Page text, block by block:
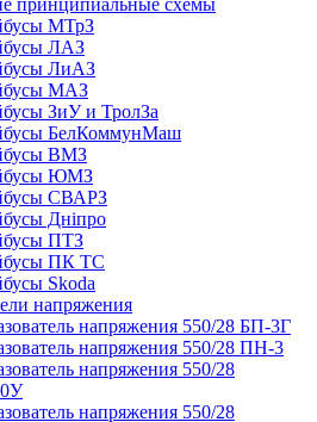
принципиальные схемы
МТрЗ
ЛАЗ
ЛиАЗ
МАЗ
ЗиУ и ТролЗа
БелКоммунМаш
ВМЗ
ЮМЗ
СВАРЗ
Днiпро
ПТЗ
ПК ТС
Skoda
напряжения
напряжения 550/28 БП-3Г
напряжения 550/28 ПН-3
напряжения 550/28
напряжения 550/28